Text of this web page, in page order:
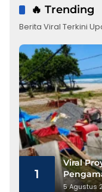
🔥 Trending
Berita Viral Terkini
1
Viral
5 Agustus